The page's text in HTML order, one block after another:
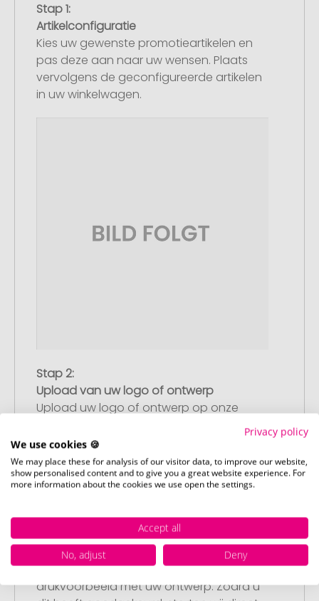
Stap 1:
Artikelconfiguratie
Kies uw gewenste promotieartikelen en
pas deze aan naar uw wensen. Plaats
vervolgens de geconfigureerde artikelen
in uw winkelwagen.
Stap 2:
Upload van uw logo of ontwerp
Upload uw logo of ontwerp op onze
afrekenpagina (checkout) en rond uw
bestelling af. Mocht u op dit moment
geen geschikt bestand beschikbaar
hebben, dan kunt u dit later aanleveren.
Stap 3:
Artikelvoorbeeld en goedkeuring
U ontvangt van ons een gratis
drukvoorbeeld met uw ontwerp. Zodra u
Privacy policy
We use cookies 🍪
We may place these for analysis of our visitor data, to improve our website,
show personalised content and to give you a great website experience. For
more information about the cookies we use open the settings.
Accept all
No, adjust
Deny